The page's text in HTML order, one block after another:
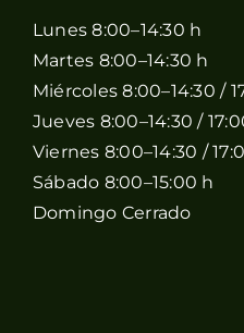
Lunes 8:00–14:30 h
Martes 8:00–14:30 h
Miércoles 8:00–14:30 /
Jueves 8:00–14:30 /
Viernes 8:00–14:30 /
Sábado 8:00–15:00 h
Domingo Cerrado